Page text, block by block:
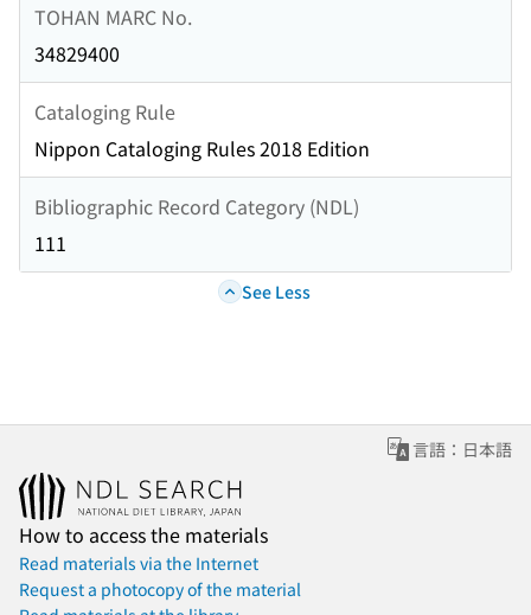
TOHAN MARC No.
34829400
Cataloging Rule
Nippon Cataloging Rules 2018 Edition
Bibliographic Record Category (NDL)
111
See Less
言語：日本語
How to access the materials
Read materials via the Internet
Request a photocopy of the material